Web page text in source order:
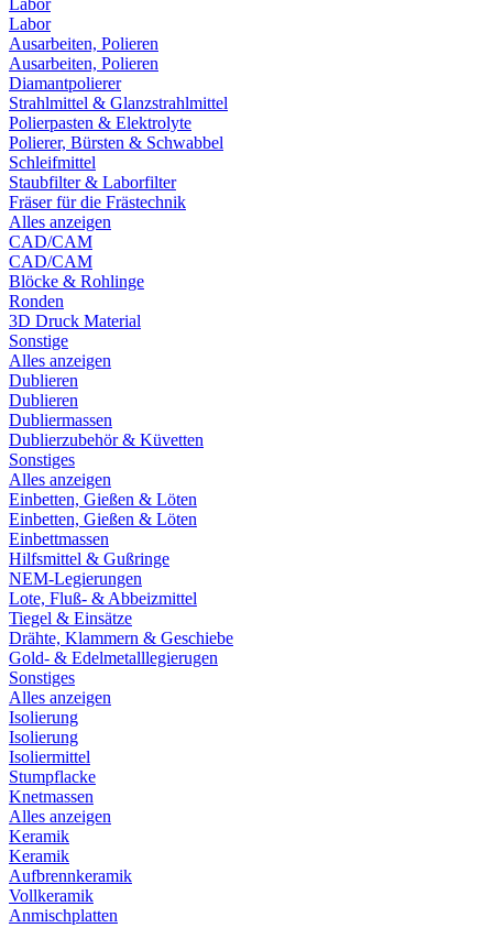
Labor
Labor
Ausarbeiten, Polieren
Ausarbeiten, Polieren
Diamantpolierer
Strahlmittel & Glanzstrahlmittel
Polierpasten & Elektrolyte
Polierer, Bürsten & Schwabbel
Schleifmittel
Staubfilter & Laborfilter
Fräser für die Frästechnik
Alles anzeigen
CAD/CAM
CAD/CAM
Blöcke & Rohlinge
Ronden
3D Druck Material
Sonstige
Alles anzeigen
Dublieren
Dublieren
Dubliermassen
Dublierzubehör & Küvetten
Sonstiges
Alles anzeigen
Einbetten, Gießen & Löten
Einbetten, Gießen & Löten
Einbettmassen
Hilfsmittel & Gußringe
NEM-Legierungen
Lote, Fluß- & Abbeizmittel
Tiegel & Einsätze
Drähte, Klammern & Geschiebe
Gold- & Edelmetalllegierugen
Sonstiges
Alles anzeigen
Isolierung
Isolierung
Isoliermittel
Stumpflacke
Knetmassen
Alles anzeigen
Keramik
Keramik
Aufbrennkeramik
Vollkeramik
Anmischplatten